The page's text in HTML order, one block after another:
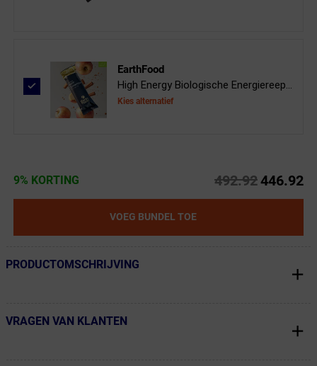
EarthFood
High Energy Biologische Energiereep...
Kies alternatief
9% KORTING 492.92446.92
VOEG BUNDEL TOE
← Terug naar productnavigatie
PRODUCTOMSCHRIJVING
← Terug naar productnavigatie
VRAGEN VAN KLANTEN